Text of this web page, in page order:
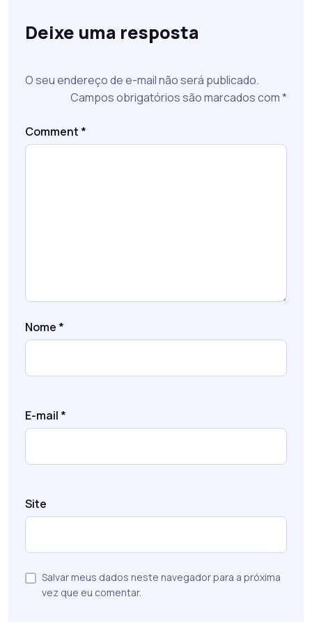
Deixe uma resposta
O seu endereço de e-mail não será publicado.
Campos obrigatórios são marcados com*
Comment *
Nome *
E-mail *
Site
Salvar meus dados neste navegador para a próxima
vez que eu comentar.